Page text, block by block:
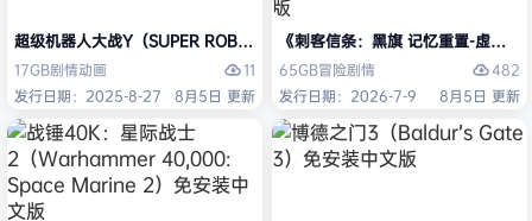
超级机器人大战Y（SUPER ROBOT WARS Y）免安装中文版
17GB剧情动画
11
发行日期：2025-8-27
8月5日 更新
《刺客信条：黑旗 记忆重置-虚拟
65GB冒险剧情
482
发行日期：2026-7-9
8月5日 更新